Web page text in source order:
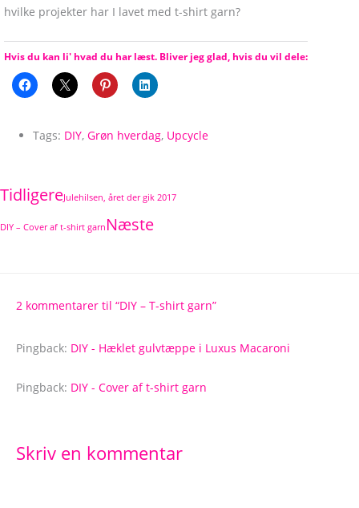
hvilke projekter har I lavet med t-shirt garn?
Hvis du kan li' hvad du har læst. Bliver jeg glad, hvis du vil dele:
Tags: DIY,Grøn hverdag, Upcycle
TidligereJulehilsen, året der gik 2017
DIY – Cover af t-shirt garn Næste
2 kommentarer til “DIY – T-shirt garn”
Pingback: DIY - Hæklet gulvtæppe i Luxus Macaroni
Pingback: DIY - Cover af t-shirt garn
Skriv en kommentar